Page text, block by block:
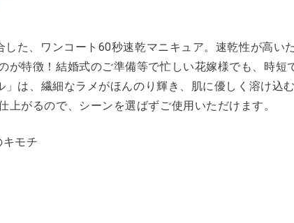
た、ワンコート60秒速乾マニキュア。速乾性が高い
が特徴！結婚式のご準備等で忙しい花嫁様でも、時短
は、繊細なラメがほんのり輝き、肌に優しく溶け込
上がるので、シーンを選ばずご使用いただけます。
モチ